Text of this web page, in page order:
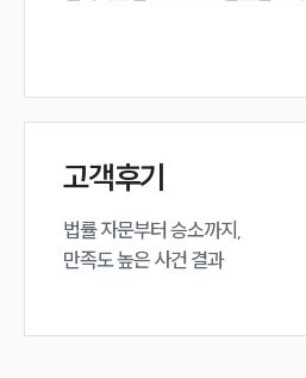
고객후기
법률 자문부터 승소까지,
만족도 높은 사건 결과